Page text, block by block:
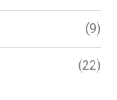
(9)
(22)